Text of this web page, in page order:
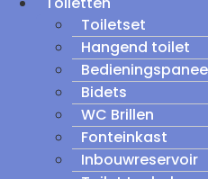
Toiletset
Hangend toilet
Bidets
WC Brillen
Fonteinkast
Inbouwreservoir